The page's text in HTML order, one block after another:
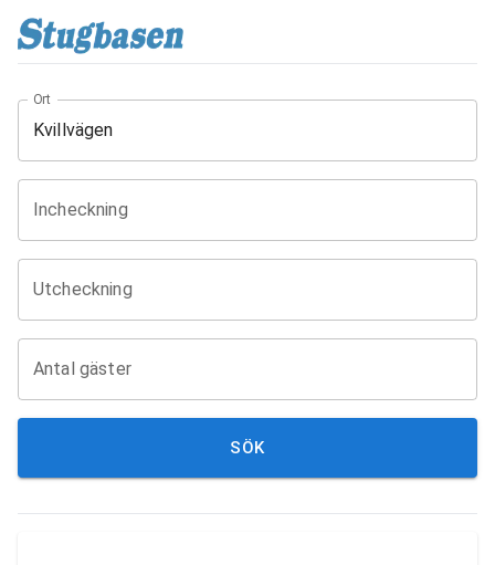
Ort
Incheckning
Utcheckning
Antal gäster
SÖK